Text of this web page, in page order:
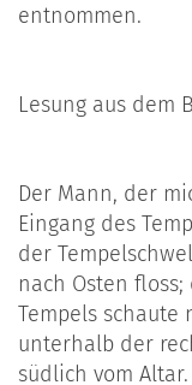
entnommen.
Lesung aus dem
Der Mann, der
Eingang des
der
nach Osten
Tempels schaute
unterhalb der
südlich vom